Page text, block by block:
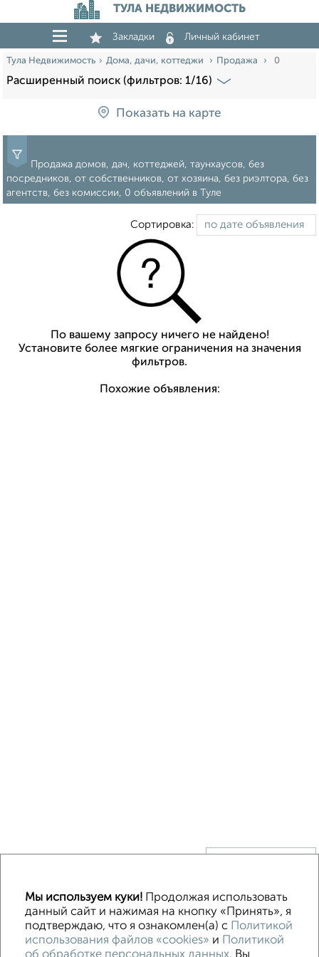
ТУЛА НЕДВИЖИМОСТЬ
Закладки Личный кабинет
Тула Недвижимость Дома, дачи, коттеджи Продажа 0
Расширенный поиск (фильтров: 1/16)
Показать на карте
Продажа домов, дач, коттеджей, таунхаусов, без
посредников, от собственников, от хозяина, без риэлтора, без
агентств, без комиссии, 0 объявлений в Туле
Сортировка:
По вашему запросу ничего не найдено!
Установите более мягкие ограничения на значения
фильтров.
Похожие объявления:
Без посредников Каркасный
Деревянный
Готовый дом Под ключ Загородный
Контакты Политика конфиденциальности
Мы используем куки!Продолжая использовать
данный сайт и нажимая на кнопку «Принять», я
подтверждаю, что я ознакомлен(а) с Политикой
использования файлов «cookies» и Политикой
об обработке персональных данных. Вы